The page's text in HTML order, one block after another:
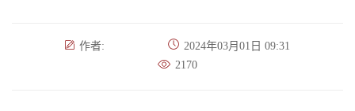
作者:
2024年03月01日 09:31
2170